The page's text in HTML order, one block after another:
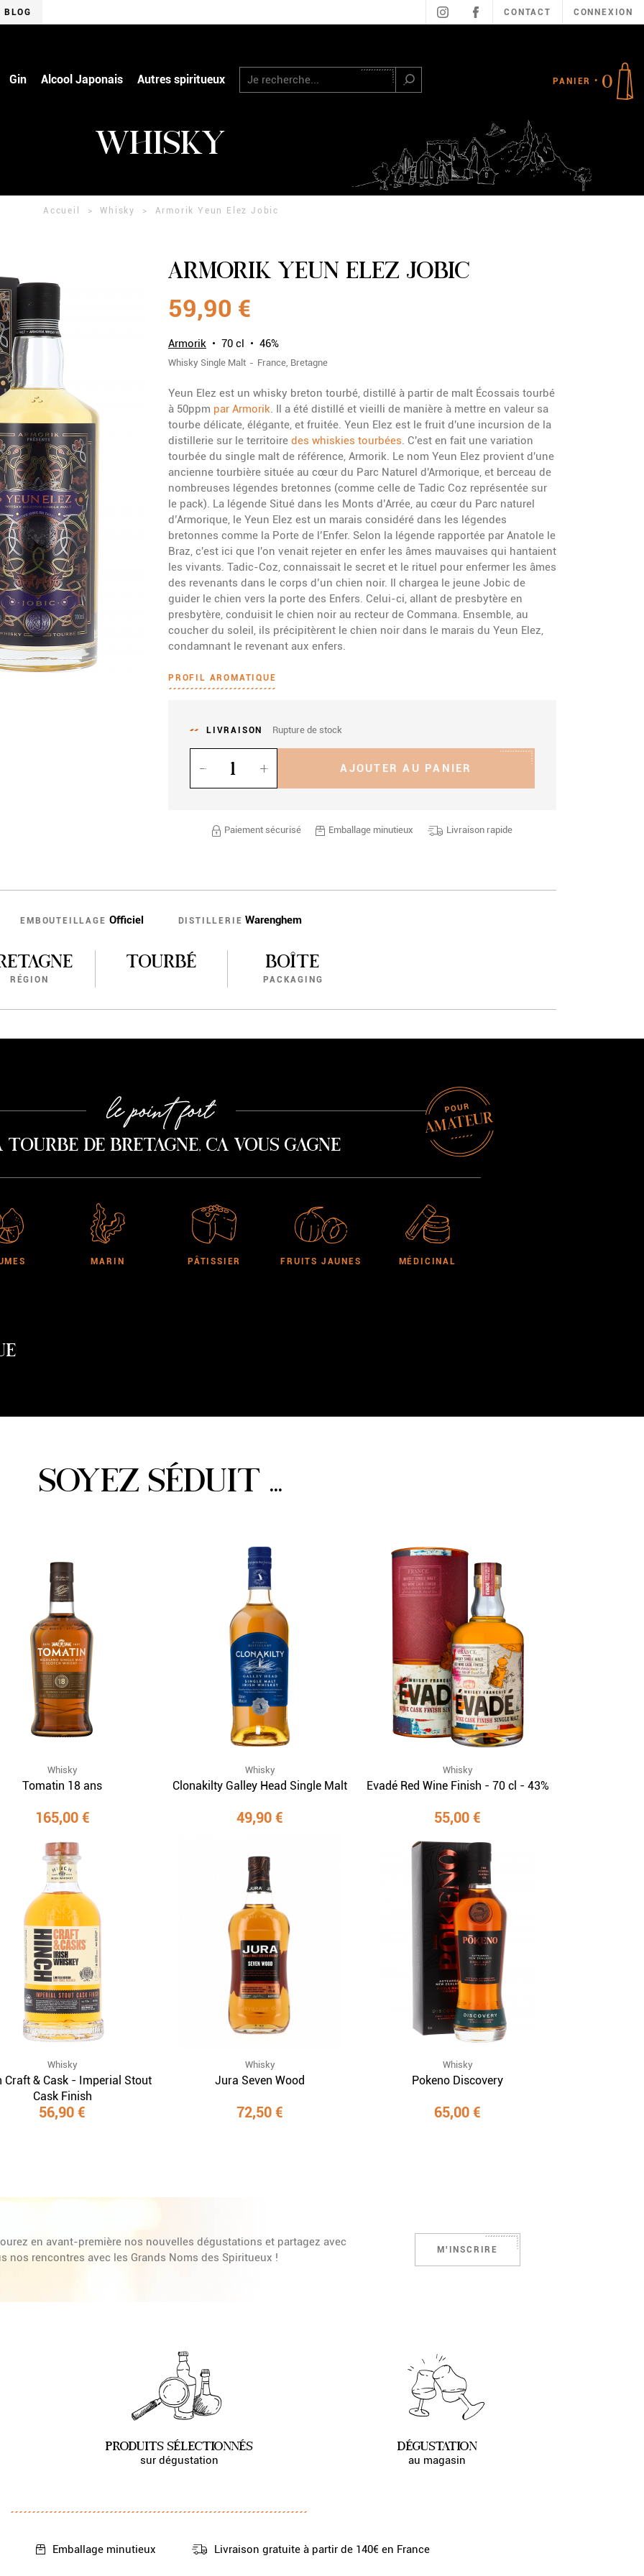
BLOG CONTACT CONNEXION
Gin Alcool Japonais Autres spiritueux Rechercher PANIER 0
WHISKY
Accueil Whisky Armorik Yeun Elez Jobic
ARMORIK YEUN ELEZ JOBIC
59,90 €
Armorik 70 cl 46%
Whisky Single Malt France Bretagne
Yeun Elez est un whisky breton tourbé, distillé à partir de malt Écossais tourbé
à 50ppm par Armorik. Il a été distillé et vieilli de manière à mettre en valeur sa
tourbe délicate, élégante, et fruitée. Yeun Elez est le fruit d'une incursion de la
distillerie sur le territoire des whiskies tourbées. C'est en fait une variation
tourbée du single malt de référence, Armorik. Le nom Yeun Elez provient d'une
ancienne tourbière située au cœur du Parc Naturel d'Armorique, et berceau de
nombreuses légendes bretonnes (comme celle de Tadic Coz représentée sur
le pack). La légende Situé dans les Monts d’Arrée, au cœur du Parc naturel
d’Armorique, le Yeun Elez est un marais considéré dans les légendes
bretonnes comme la Porte de l’Enfer. Selon la légende rapportée par Anatole le
Braz, c'est ici que l'on venait rejeter en enfer les âmes mauvaises qui hantaient
les vivants. Tadic-Coz, connaissait le secret et le rituel pour enfermer les âmes
des revenants dans le corps d’un chien noir. Il chargea le jeune Jobic de
guider le chien vers la porte des Enfers. Celui-ci, allant de presbytère en
presbytère, conduisit le chien noir au recteur de Commana. Ensemble, au
coucher du soleil, ils précipitèrent le chien noir dans le marais du Yeun Elez,
condamnant le revenant aux enfers.
PROFIL AROMATIQUE
LIVRAISON Rupture de stock
AJOUTER AU PANIER
Paiement sécurisé Emballage minutieux Livraison rapide
EMBOUTEILLAGE Officiel DISTILLERIE Warenghem
RÉGION
TOURBÉ BOÎTE
PACKAGING
le point fort
tourbe de Bretagne, ca vous gagne
AMATEUR
MARIN PÂTISSIER FRUITS JAUNES MÉDICINAL
SOYEZ SÉDUIT ...
Whisky
Tomatin 18 ans
165,00 €
Whisky
Clonakilty Galley Head Single Malt
49,90 €
Whisky
Evadé Red Wine Finish - 70 cl - 43%
55,00 €
Whisky
Craft & Cask - Imperial Stout
Cask Finish
56,90 €
Whisky
Jura Seven Wood
72,50 €
Whisky
Pokeno Discovery
65,00 €
en avant-première nos nouvelles dégustations et partagez avec
nos rencontres avec les Grands Noms des Spiritueux !
M'INSCRIRE
PRODUITS SÉLECTIONNÉS
sur dégustation
DÉGUSTATION
au magasin
Emballage minutieux Livraison gratuite à partir de 140€ en France